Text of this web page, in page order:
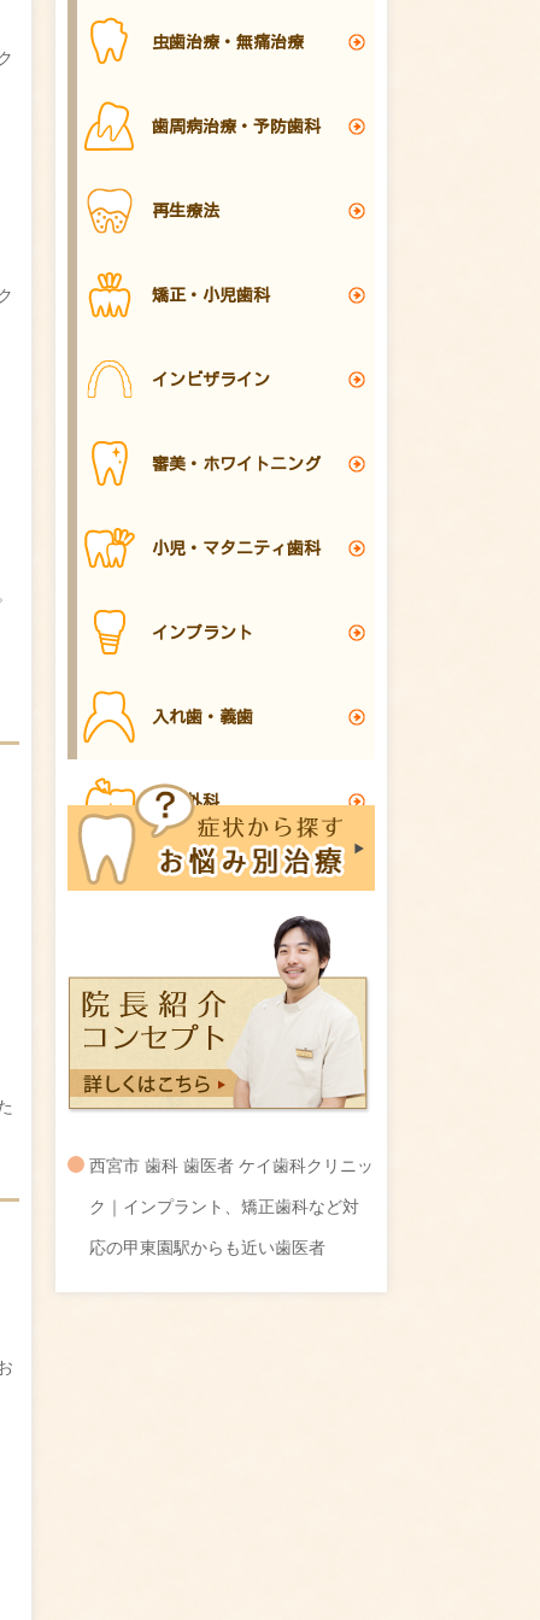
虫歯治療・無痛治療
歯周病治療・予防歯科
再生療法
矯正・小児歯科
インビザライン
審美・ホワイトニング
小児・マタニティ歯科
インプラント
入れ歯・義歯
口腔外科
西宮市 歯科 歯医者 ケイ歯科クリニッ
ク｜インプラント、矯正歯科など対
応の甲東園駅からも近い歯医者